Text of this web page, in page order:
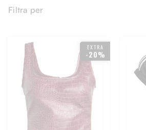
Filtra per
EXTRA
-20%